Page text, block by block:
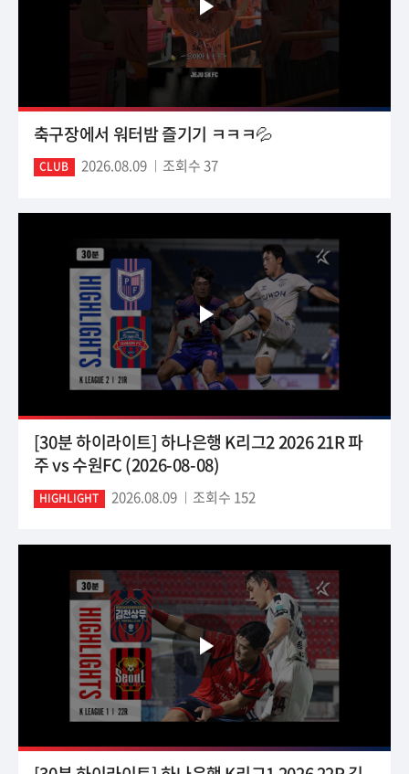
축구장에서 워터밤 즐기기 ㅋㅋㅋ💦
CLUB 2026.08.09 조회수 37
[30분 하이라이트] 하나은행 K리그2 2026 21R 파
주 vs 수원FC (2026-08-08)
HIGHLIGHT 2026.08.09 조회수 152